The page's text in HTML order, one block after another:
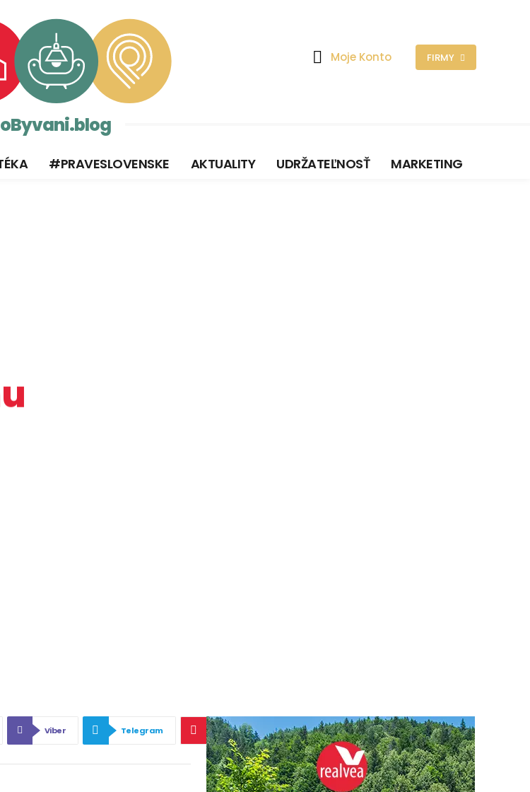
Moje Konto FIRMY
oByvani.blog
#PRAVESLOVENSKE AKTUALITY UDRŽATEĽNOSŤ MARKETING
Viber Telegram